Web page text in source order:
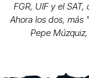
FGR, UIF y el
Ahora los dos, más
Pepe